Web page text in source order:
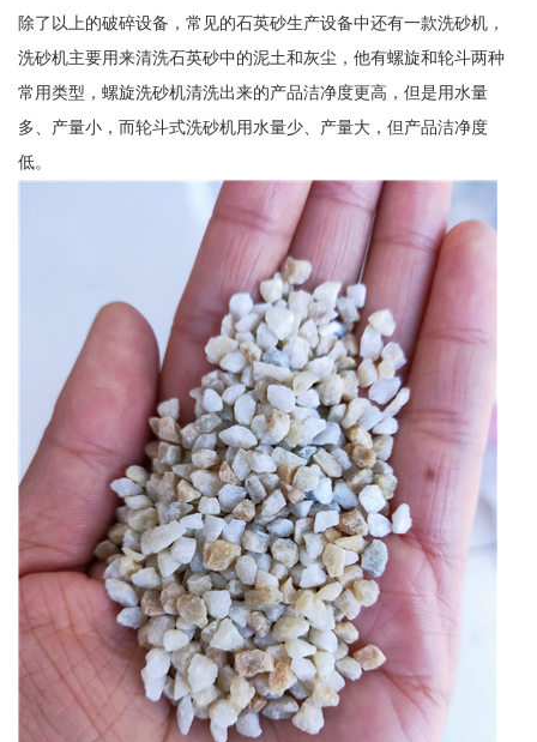
除了以上的破碎设备，常见的石英砂生产设备中还有一款洗砂机，
洗砂机主要用来清洗石英砂中的泥土和灰尘，他有螺旋和轮斗两种
常用类型，螺旋洗砂机清洗出来的产品洁净度更高，但是用水量
多、产量小，而轮斗式洗砂机用水量少、产量大，但产品洁净度
低。